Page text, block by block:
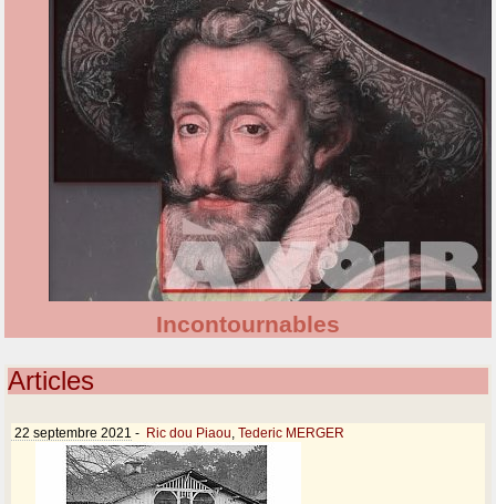
Incontournables
Articles
22 septembre 2021 - Ric dou Piaou ,Tederic MERGER